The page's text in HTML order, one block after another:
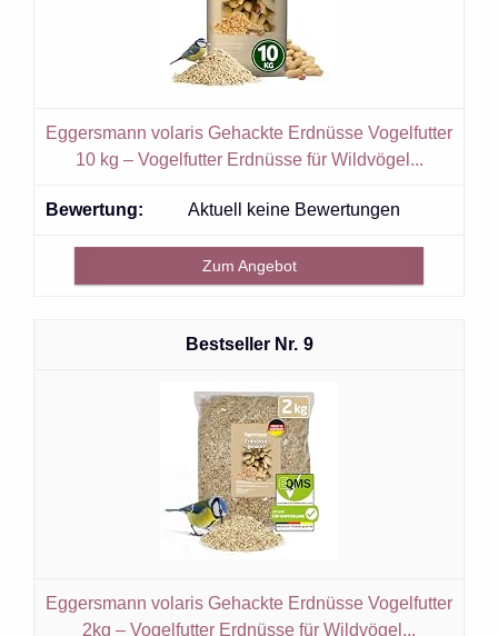
Eggersmann volaris Gehackte Erdnüsse Vogelfutter
10 kg – Vogelfutter Erdnüsse für Wildvögel...
Aktuell keine Bewertungen
Zum Angebot
9
Eggersmann volaris Gehackte Erdnüsse Vogelfutter
2kg – Vogelfutter Erdnüsse für Wildvögel...